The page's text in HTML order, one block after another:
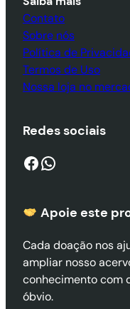
Contato
Sobre nós
Política de
Termos de Uso
Nossa loja no
Redes sociais
Facebook WhatsApp
Apoie este
Cada doação nos
ampliar nosso
conhecimento com
óbvio.